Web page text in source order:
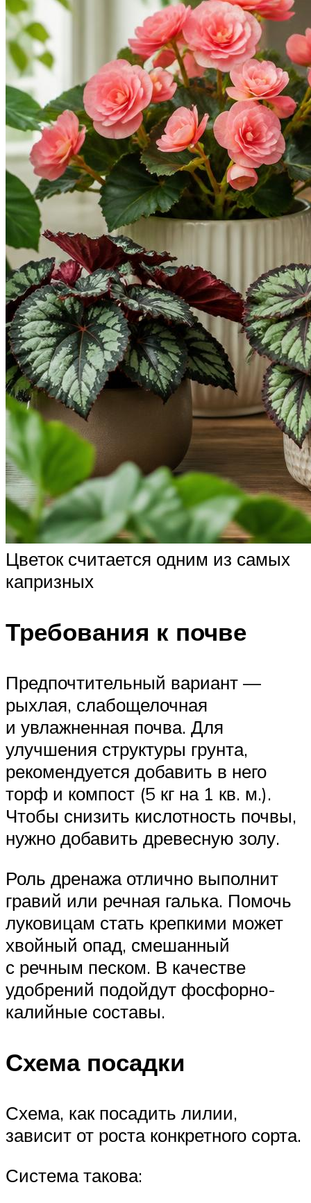
Цветок считается одним из самых
капризных
Требования к почве
Предпочтительный вариант —
рыхлая, слабощелочная
и увлажненная почва. Для
улучшения структуры грунта,
рекомендуется добавить в него
торф и компост (5 кг на 1 кв. м.).
Чтобы снизить кислотность почвы,
нужно добавить древесную золу.
Роль дренажа отлично выполнит
гравий или речная галька. Помочь
луковицам стать крепкими может
хвойный опад, смешанный
с речным песком. В качестве
удобрений подойдут фосфорно-
калийные составы.
Схема посадки
Схема, как посадить лилии,
зависит от роста конкретного сорта.
Система такова: